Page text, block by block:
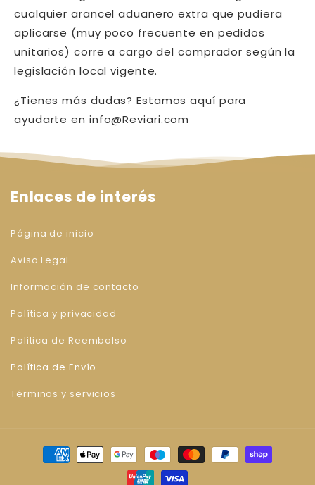
cualquier arancel aduanero extra que pudiera
aplicarse (muy poco frecuente en pedidos
unitarios) corre a cargo del comprador según la
legislación local vigente.
¿Tienes más dudas? Estamos aquí para
ayudarte en info@Reviari.com
Enlaces de interés
Página de inicio
Aviso Legal
Información de contacto
Política y privacidad
Politica de Reembolso
Política de Envío
Términos y servicios
Formas